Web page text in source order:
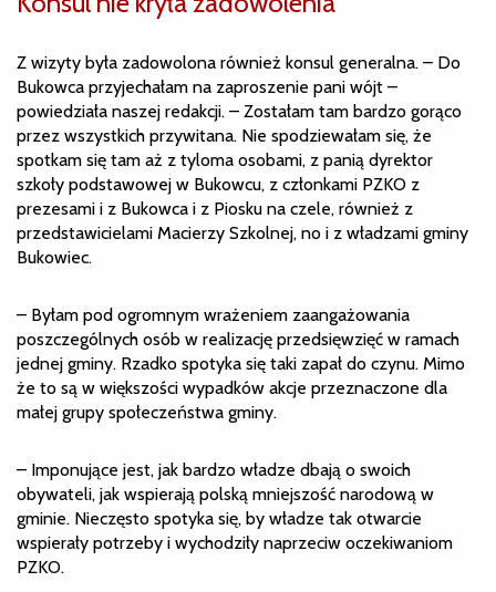
Z wizyty była zadowolona również konsul generalna. – Do
Bukowca przyjechałam na zaproszenie pani wójt –
powiedziała naszej redakcji. – Zostałam tam bardzo gorąco
przez wszystkich przywitana. Nie spodziewałam się, że
spotkam się tam aż z tyloma osobami, z panią dyrektor
szkoły podstawowej w Bukowcu, z członkami PZKO z
prezesami i z Bukowca i z Piosku na czele, również z
przedstawicielami Macierzy Szkolnej, no i z władzami gminy
Bukowiec.
– Byłam pod ogromnym wrażeniem zaangażowania
poszczególnych osób w realizację przedsięwzięć w ramach
jednej gminy. Rzadko spotyka się taki zapał do czynu. Mimo
że to są w większości wypadków akcje przeznaczone dla
małej grupy społeczeństwa gminy.
– Imponujące jest, jak bardzo władze dbają o swoich
obywateli, jak wspierają polską mniejszość narodową w
gminie. Nieczęsto spotyka się, by władze tak otwarcie
wspierały potrzeby i wychodziły naprzeciw oczekiwaniom
PZKO.